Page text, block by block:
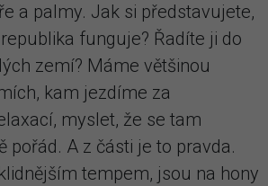
a palmy. Jak si představujete,
funguje? Řadíte ji do
zemí? Máme většinou
kam jezdíme za
myslet, že se tam
pořád. A z části je to pravda.
tempem, jsou na hony